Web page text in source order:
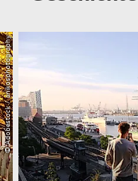
© Adobestock / anikosphotography